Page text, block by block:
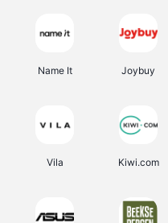
Name It Joybuy
Vila Kiwi.com